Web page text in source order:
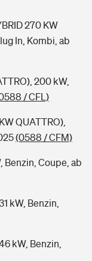
270 KW
In, Kombi, ab
200 kW,
/ CFL)
QUATTRO),
(0588 / CFM)
Benzin, Coupe, ab
kW, Benzin,
kW, Benzin,